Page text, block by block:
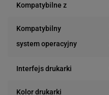
Kompatybilne z
Kompatybilny
system operacyjny
Interfejs drukarki
Kolor drukarki